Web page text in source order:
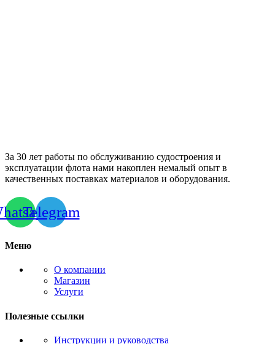
За 30 лет работы по обслуживанию судостроения и
эксплуатации флота нами накоплен немалый опыт в
качественных поставках материалов и оборудования.
Telegram
Меню
О компании
Магазин
Услуги
Полезные ссылки
Инструкции и руководства